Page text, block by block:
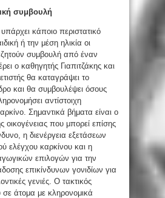
συμβουλή
κάποιο περιστατικό
ή την μέση ηλικία οι
συμβουλή από έναν
ο καθηγητής Γιαπιτζάκης και
θα καταγράψει το
και θα συμβουλέψει όσους
αντίστοιχη
Σημαντικά βήματα είναι ο
οικογένειας που μπορεί επίσης
η διενέργεια εξετάσεων
ελέγχου καρκίνου και η
επιλογών για την
επικίνδυνων γονιδίων για
γενιές. Ο τακτικός
σε άτομα με κληρονομικά